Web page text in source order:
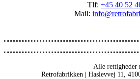
Tlf: +45 40 52
Mail:
Alle rettigheder
Retrofabrikken | Haslevvej 11,